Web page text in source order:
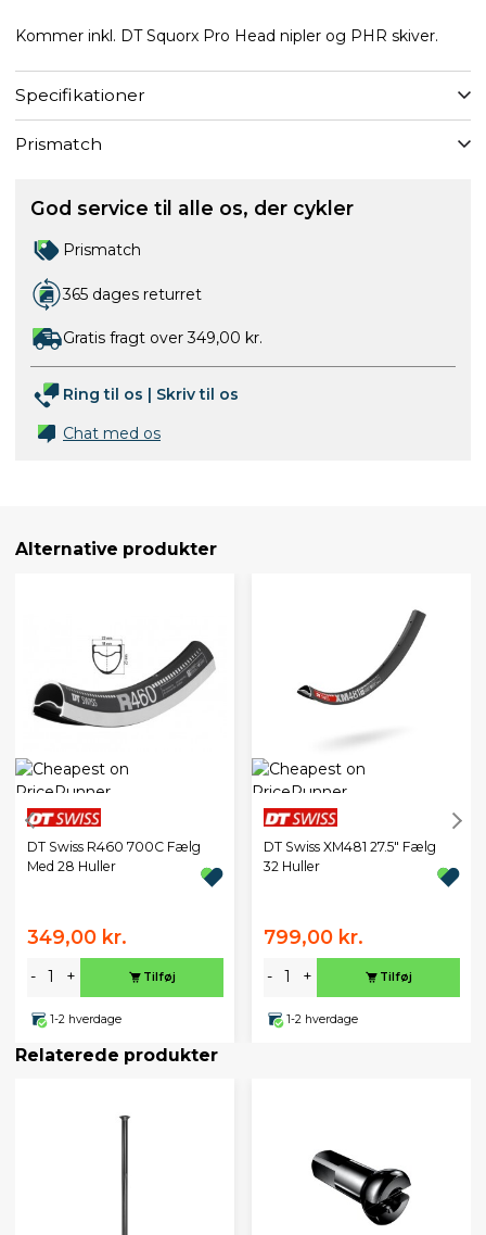
Kommer inkl. DT Squorx Pro Head nipler og PHR skiver.
Specifikationer
Prismatch
God service til alle os, der cykler
Prismatch
365 dages returret
Gratis fragt over 349,00 kr.
Ring til os | Skriv til os
Chat med os
Alternative produkter
DT Swiss R460 700C Fælg
Med 28 Huller
349,00 kr.
- + Tilføj
1-2 hverdage
DT Swiss XM481 27.5" Fælg
32 Huller
799,00 kr.
- + Tilføj
1-2 hverdage
Relaterede produkter